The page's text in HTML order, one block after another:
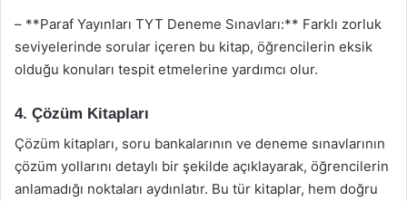
– **Paraf Yayınları TYT Deneme Sınavları:** Farklı zorluk
seviyelerinde sorular içeren bu kitap, öğrencilerin eksik
olduğu konuları tespit etmelerine yardımcı olur.
4. Çözüm Kitapları
Çözüm kitapları, soru bankalarının ve deneme sınavlarının
çözüm yollarını detaylı bir şekilde açıklayarak, öğrencilerin
anlamadığı noktaları aydınlatır. Bu tür kitaplar, hem doğru